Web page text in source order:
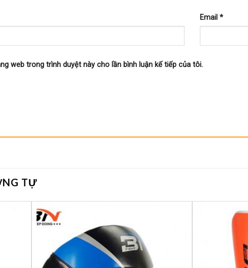
Email *
web trong trình duyệt này cho lần bình luận kế tiếp của tôi.
TỰ